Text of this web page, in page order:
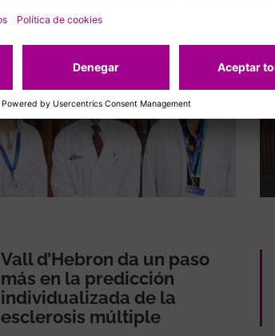
Vall d’Hebron da un paso
más en la predicción
individualizada de la
esclerosis múltiple